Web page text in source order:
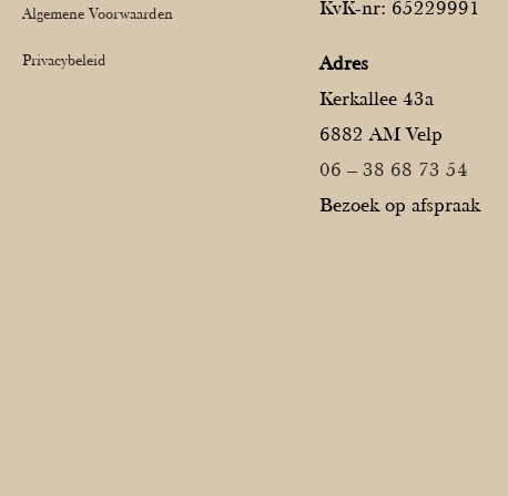
Algemene Voorwaarden
Privacybeleid
KvK-nr: 65229991
Adres
Kerkallee 43a
6882 AM Velp
06 – 38 68 73 54
Bezoek op afspraak